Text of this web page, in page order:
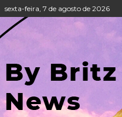
sexta-feira, 7 de agosto de 2026